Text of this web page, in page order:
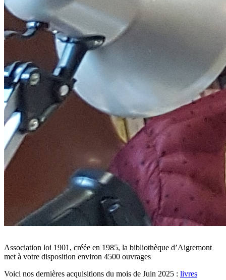
Association loi 1901, créée en 1985, la bibliothèque d’Aigremont
met à votre disposition environ 4500 ouvrages
Voici nos dernières acquisitions du mois de Juin 2025 : livres